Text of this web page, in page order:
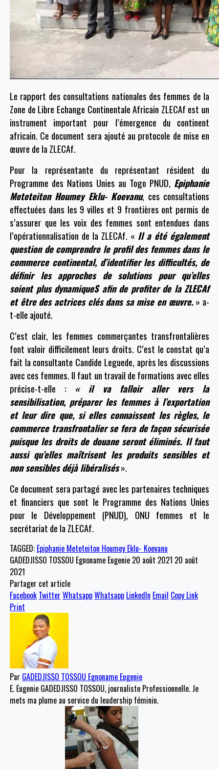
Le rapport des consultations nationales des femmes de la
Zone de Libre Echange Continentale Africain ZLECAf est un
instrument important pour l’émergence du continent
africain. Ce document sera ajouté au protocole de mise en
œuvre de la ZLECAf.
Pour la représentante du représentant résident du
Programme des Nations Unies au Togo PNUD, Epiphanie
Meteteiton Houmey Eklu- Koevanu, ces consultations
effectuées dans les 9 villes et 9 frontières ont permis de
s’assurer que les voix des femmes sont entendues dans
l’opérationnalisation de la ZLECAf. « Il a été également
question de comprendre le profil des femmes dans le
commerce continental, d’identifier les difficultés, de
définir les approches de solutions pour qu’elles
soient plus dynamiqueS afin de profiter de la ZLECAf
et être des actrices clés dans sa mise en œuvre.» a-
t-elle ajouté.
C’est clair, les femmes commerçantes transfrontalières
font valoir difficilement leurs droits. C’est le constat qu’a
fait la consultante Candide Leguede, après les discussions
avec ces femmes. Il faut un travail de formations avec elles
précise-t-elle : « il va falloir aller vers la
sensibilisation, préparer les femmes à l’exportation
et leur dire que, si elles connaissent les règles, le
commerce transfrontalier se fera de façon sécurisée
puisque les droits de douane seront éliminés. Il faut
aussi qu’elles maîtrisent les produits sensibles et
non sensibles déjà libéralisés».
Ce document sera partagé avec les partenaires techniques
et financiers que sont le Programme des Nations Unies
pour le Développement (PNUD), ONU femmes et le
secrétariat de la ZLECAf.
TAGGED: Epiphanie Meteteiton Houmey Eklu- Koevanu
GADEDJISSO TOSSOU Egnoname Eugenie 20 août 2021 20 août
2021
Partager cet article
Facebook Twitter WhatsappWhatsapp LinkedIn Email Copy Link
Print
Par GADEDJISSO TOSSOU Egnoname Eugenie
E. Eugenie GADEDJISSO TOSSOU, journaliste Professionnelle. Je
mets ma plume au service du leadership féminin.